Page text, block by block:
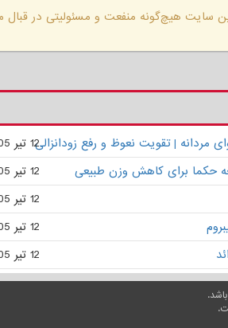
سایت هیچ‌گونه منفعت و مسئولیتی در قبال
| تقویت نعوظ و رفع زودانزالی12 تیر 1405
حکما برای کاهش وزن طبیعی
12 تیر 1405
12 تیر 1405
12 تیر 1405
12 تیر 1405